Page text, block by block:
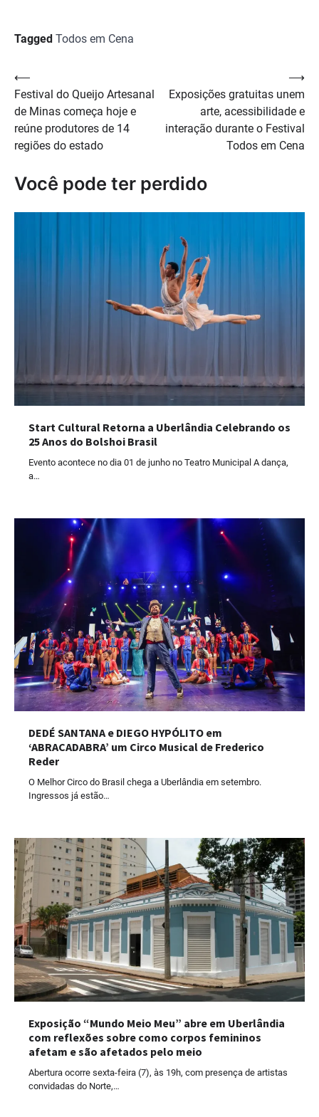
Tagged Todos em Cena
Navegação
de
Post
⟵
Festival do Queijo Artesanal
de Minas começa hoje e
reúne produtores de 14
regiões do estado
Exposições gratuitas unem
arte, acessibilidade e
interação durante o Festival
Todos em Cena
⟶
Você pode ter perdido
Start Cultural Retorna a Uberlândia Celebrando os
25 Anos do Bolshoi Brasil
Evento acontece no dia 01 de junho no Teatro Municipal A dança,
a…
DEDÉ SANTANA e DIEGO HYPÓLITO em
‘ABRACADABRA’ um Circo Musical de Frederico
Reder
O Melhor Circo do Brasil chega a Uberlândia em setembro.
Ingressos já estão…
Exposição “Mundo Meio Meu” abre em Uberlândia
com reflexões sobre como corpos femininos
afetam e são afetados pelo meio
Abertura ocorre sexta-feira (7), às 19h, com presença de artistas
convidadas do Norte,…